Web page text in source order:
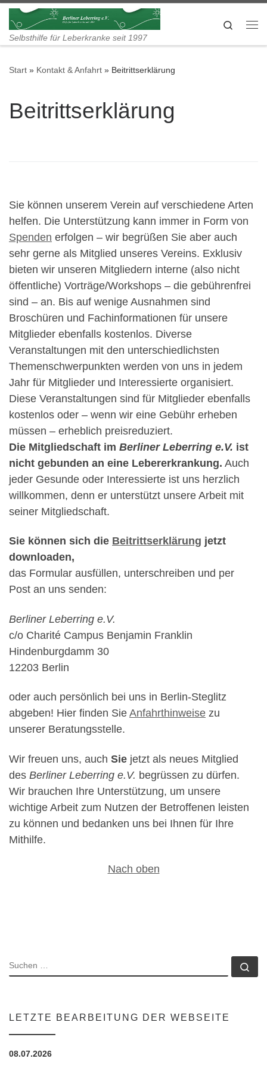
Zum Inhalt springen
Selbsthilfe für Leberkranke seit 1997
Search
Start » Kontakt & Anfahrt » Beitrittserklärung
Beitrittserklärung
Sie können unserem Verein auf verschiedene Arten
helfen. Die Unterstützung kann immer in Form von
Spenden erfolgen – wir begrüßen Sie aber auch
sehr gerne als Mitglied unseres Vereins. Exklusiv
bieten wir unseren Mitgliedern interne (also nicht
öffentliche) Vorträge/Workshops – die gebührenfrei
sind – an. Bis auf wenige Ausnahmen sind
Broschüren und Fachinformationen für unsere
Mitglieder ebenfalls kostenlos. Diverse
Veranstaltungen mit den unterschiedlichsten
Themenschwerpunkten werden von uns in jedem
Jahr für Mitglieder und Interessierte organisiert.
Diese Veranstaltungen sind für Mitglieder ebenfalls
kostenlos oder – wenn wir eine Gebühr erheben
müssen – erheblich preisreduziert.
Die Mitgliedschaft im Berliner Leberring e.V. ist
nicht gebunden an eine Lebererkrankung. Auch
jeder Gesunde oder Interessierte ist uns herzlich
willkommen, denn er unterstützt unsere Arbeit mit
seiner Mitgliedschaft.
Sie können sich die Beitrittserklärung jetzt
downloaden,
das Formular ausfüllen, unterschreiben und per
Post an uns senden:
Berliner Leberring e.V.
c/o Charité Campus Benjamin Franklin
Hindenburgdamm 30
12203 Berlin
oder auch persönlich bei uns in Berlin-Steglitz
abgeben! Hier finden Sie Anfahrthinweise zu
unserer Beratungsstelle.
Wir freuen uns, auch Sie jetzt als neues Mitglied
des Berliner Leberring e.V. begrüssen zu dürfen.
Wir brauchen Ihre Unterstützung, um unsere
wichtige Arbeit zum Nutzen der Betroffenen leisten
zu können und bedanken uns bei Ihnen für Ihre
Mithilfe.
Nach oben
SUCHE
LETZTE BEARBEITUNG DER WEBSEITE
08.07.2026